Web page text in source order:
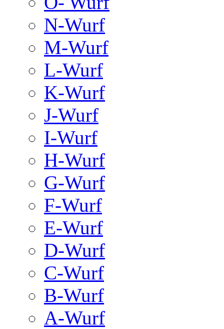
N-Wurf
M-Wurf
L-Wurf
K-Wurf
J-Wurf
I-Wurf
H-Wurf
G-Wurf
F-Wurf
E-Wurf
D-Wurf
C-Wurf
B-Wurf
A-Wurf